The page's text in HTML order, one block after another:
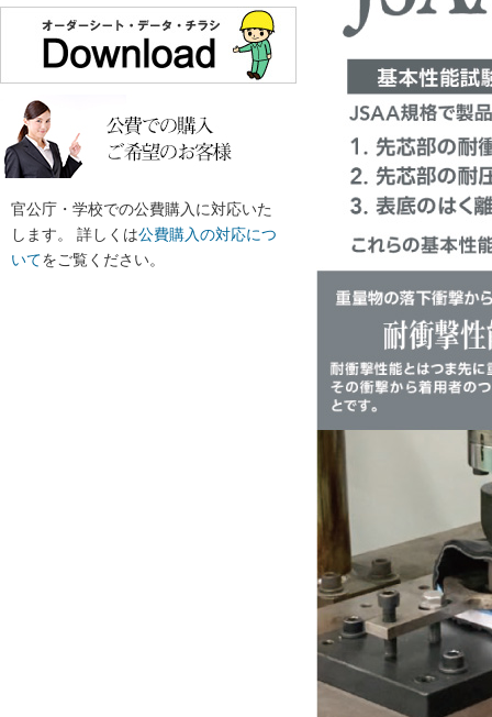
官公庁・学校での公費購入に対応いた
します。 詳しくは公費購入の対応につ
いてをご覧ください。